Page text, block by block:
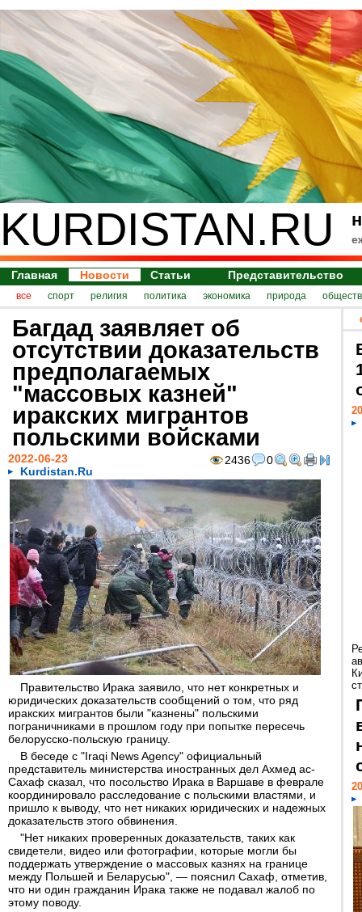
KURDISTAN.RU
Главная Новости Статьи Представительство
все спорт религия политика экономика природа
Багдад заявляет об
отсутствии доказательств
предполагаемых
"массовых казней"
иракских мигрантов
польскими войсками
2436 0
2022-06-23
Kurdistan.Ru
Правительство Ирака заявило, что нет конкретных и
юридических доказательств сообщений о том, что ряд
иракских мигрантов были "казнены" польскими
пограничниками в прошлом году при попытке пересечь
белорусско-польскую границу.
В беседе с "Iraqi News Agency" официальный
представитель министерства иностранных дел Ахмед ас-
Сахаф сказал, что посольство Ирака в Варшаве в феврале
координировало расследование с польскими властями, и
пришло к выводу, что нет никаких юридических и надежных
доказательств этого обвинения.
"Нет никаких проверенных доказательств, таких как
свидетели, видео или фотографии, которые могли бы
поддержать утверждение о массовых казнях на границе
между Польшей и Беларусью", — пояснил Сахаф, отметив,
что ни один гражданин Ирака также не подавал жалоб по
этому поводу.